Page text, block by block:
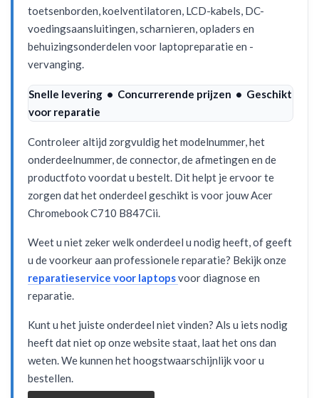
toetsenborden, koelventilatoren, LCD-kabels, DC-
voedingsaansluitingen, scharnieren, opladers en
behuizingsonderdelen voor laptopreparatie en -
vervanging.
Snelle levering • Concurrerende prijzen • Geschikt
voor reparatie
Controleer altijd zorgvuldig het modelnummer, het
onderdeelnummer, de connector, de afmetingen en de
productfoto voordat u bestelt. Dit helpt je ervoor te
zorgen dat het onderdeel geschikt is voor jouw Acer
Chromebook C710 B847Cii.
Weet u niet zeker welk onderdeel u nodig heeft, of geeft
u de voorkeur aan professionele reparatie? Bekijk onze
reparatieservice voor laptopsvoor diagnose en
reparatie.
Kunt u het juiste onderdeel niet vinden? Als u iets nodig
heeft dat niet op onze website staat, laat het ons dan
weten. We kunnen het hoogstwaarschijnlijk voor u
bestellen.